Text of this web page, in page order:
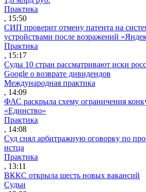
Практика
, 15:50
СИП проверит отмену патента на
устройствами после возражений
Практика
, 15:17
Суды 10 стран рассматривают иски
Google о возврате дивидендов
Международная практика
, 14:09
ФАС раскрыла схему ограничения
«Единство»
Практика
, 14:08
Суд снял арбитражную оговорку по
истца
Практика
, 13:11
ВККС открыла шесть новых вакансий
Судьи